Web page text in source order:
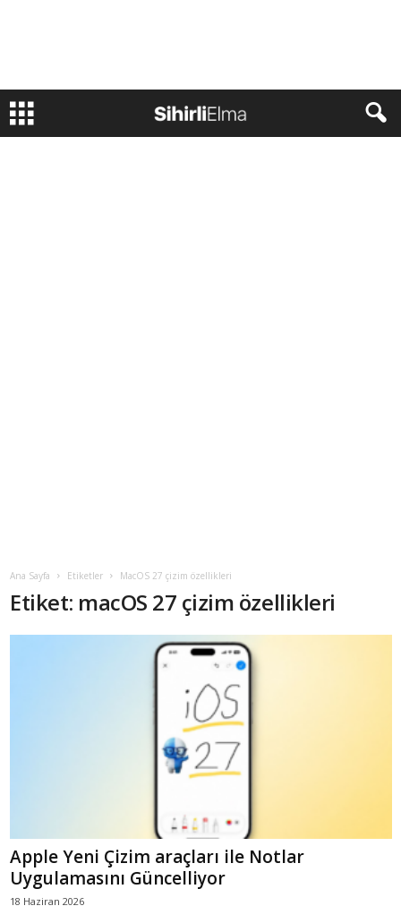
Ana Sayfa Etiketler MacOS 27 çizim özellikleri
Etiket: macOS 27 çizim özellikleri
Apple Yeni Çizim araçları ile Notlar
Uygulamasını Güncelliyor
18 Haziran 2026